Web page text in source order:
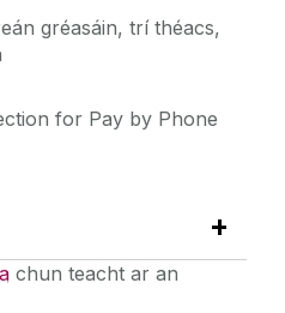
gréasáin, trí théacs,
for Pay by Phone
chun teacht ar an